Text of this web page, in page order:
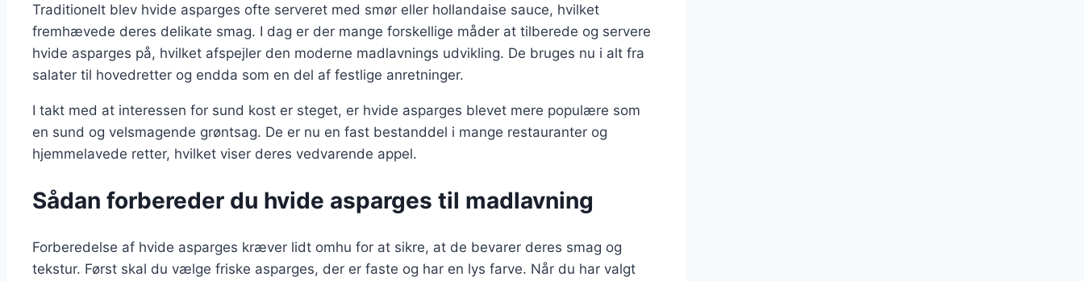
Traditionelt blev hvide asparges ofte serveret med smør eller hollandaise sauce, hvilket
fremhævede deres delikate smag. I dag er der mange forskellige måder at tilberede og servere
hvide asparges på, hvilket afspejler den moderne madlavnings udvikling. De bruges nu i alt fra
salater til hovedretter og endda som en del af festlige anretninger.
I takt med at interessen for sund kost er steget, er hvide asparges blevet mere populære som
en sund og velsmagende grøntsag. De er nu en fast bestanddel i mange restauranter og
hjemmelavede retter, hvilket viser deres vedvarende appel.
Sådan forbereder du hvide asparges til madlavning
Forberedelse af hvide asparges kræver lidt omhu for at sikre, at de bevarer deres smag og
tekstur. Først skal du vælge friske asparges, der er faste og har en lys farve. Når du har valgt